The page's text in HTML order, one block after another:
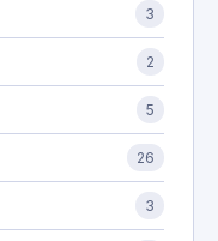
3
2
5
26
3